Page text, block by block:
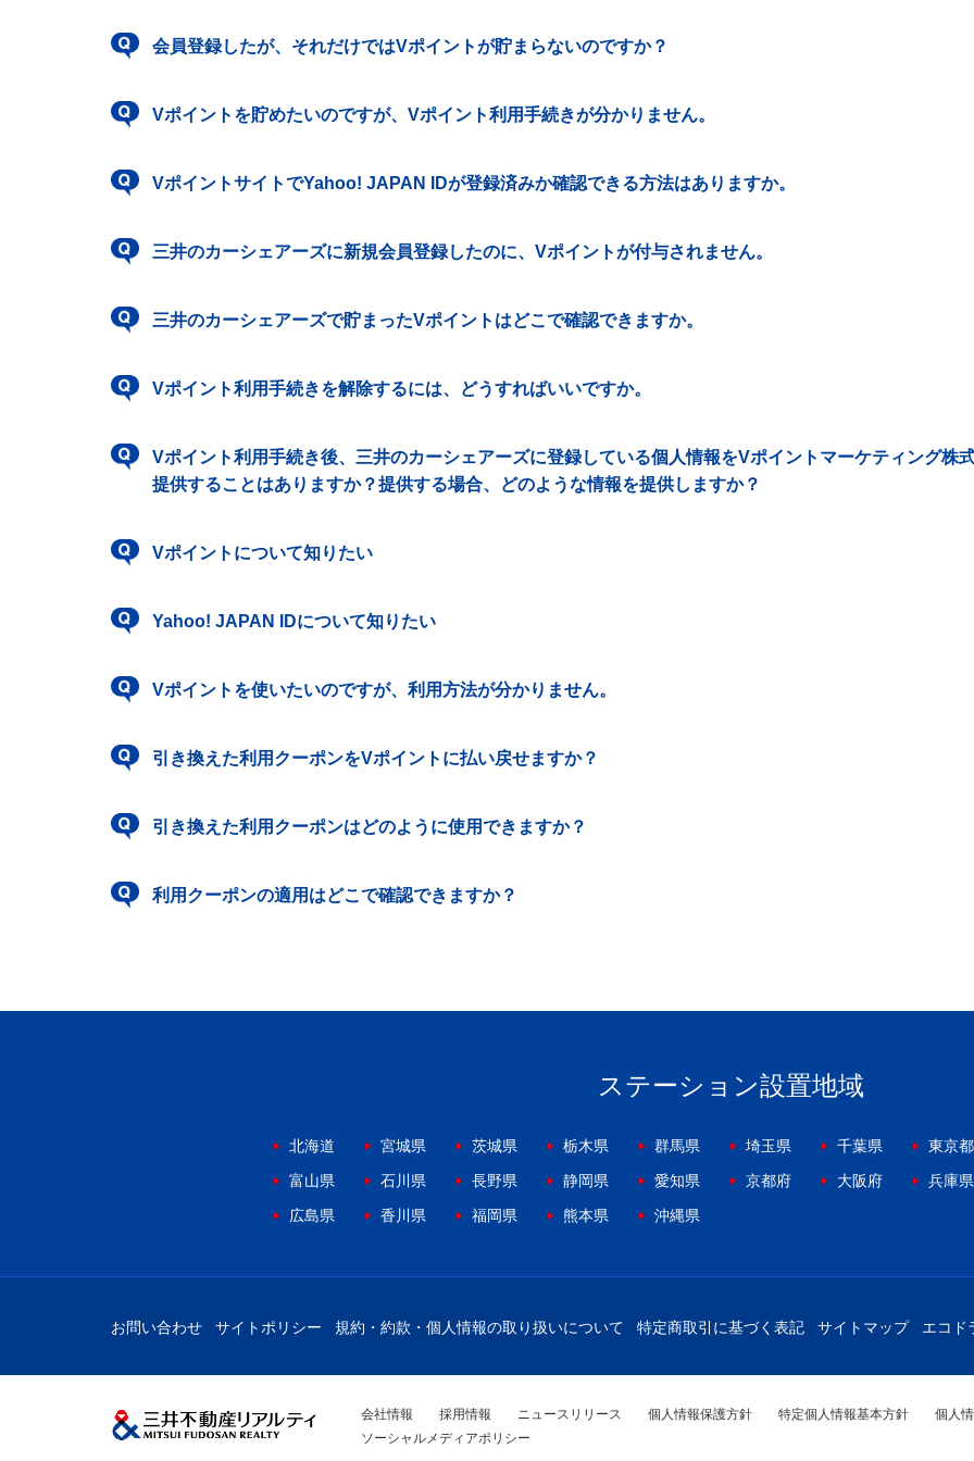
会員登録したが、それだけではVポイントが貯まらないのですか？
Vポイントを貯めたいのですが、Vポイント利用手続きが分かりません。
VポイントサイトでYahoo! JAPAN IDが登録済みか確認できる方法はありますか。
三井のカーシェアーズに新規会員登録したのに、Vポイントが付与されません。
三井のカーシェアーズで貯まったVポイントはどこで確認できますか。
Vポイント利用手続きを解除するには、どうすればいいですか。
Vポイント利用手続き後、三井のカーシェアーズに登録している個人情報をVポイントマーケティング株
提供することはありますか？提供する場合、どのような情報を提供しますか？
Vポイントについて知りたい
Yahoo! JAPAN IDについて知りたい
Vポイントを使いたいのですが、利用方法が分かりません。
引き換えた利用クーポンをVポイントに払い戻せますか？
引き換えた利用クーポンはどのように使用できますか？
利用クーポンの適用はどこで確認できますか？
ステーション設置地域
北海道 宮城県 茨城県 栃木県 群馬県 埼玉県 千葉県
東京都
富山県
石川県 長野県 静岡県 愛知県 京都府 大阪府
兵庫県
広島県
香川県 福岡県 熊本県 沖縄県
お問い合わせ サイトポリシー 規約・約款・個人情報の取り扱いについて 特定商取引に基づく表記 サイトマップ エコド
会社情報 採用情報 ニュースリリース 個人情報保護方針 特定個人情報基本方針
個人
ソーシャルメディアポリシー